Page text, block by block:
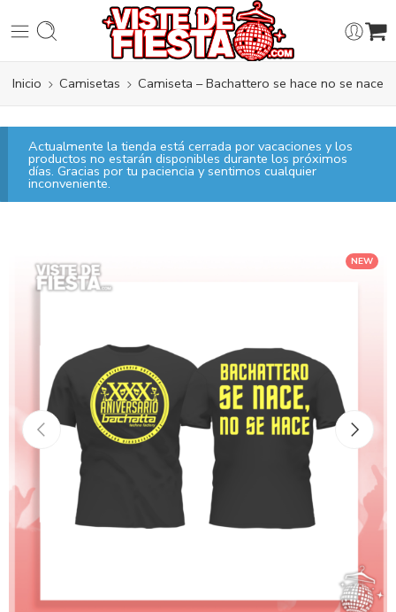
Inicio Camisetas Camiseta – Bachattero se hace no se nace
Actualmente la tienda está cerrada por vacaciones y los
productos no estarán disponibles durante los próximos
días. Gracias por tu paciencia y sentimos cualquier
inconveniente.
NEW